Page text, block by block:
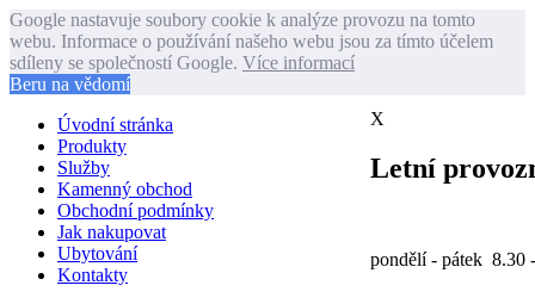
Google nastavuje soubory cookie k analýze provozu na tomto
webu. Informace o používání našeho webu jsou za tímto účelem
sdíleny se společností Google. Více informací
Beru na vědomí
X
Letní
pondělí - pátek 8.30
Úvodní stránka
Produkty
Služby
Kamenný obchod
Obchodní podmínky
Jak nakupovat
Ubytování
Kontakty